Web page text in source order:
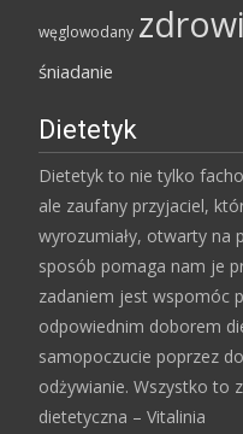
węglowodany
śniadanie
Dietetyk
Dietetyk to nie tylko
ale zaufany przyjaciel,
wyrozumiały, otwarty na
sposób pomaga nam je
zadaniem jest wspomóc
odpowiednim doborem
samopoczucie poprzez
odżywianie. Wszystko to
dietetyczna – Vitalinia